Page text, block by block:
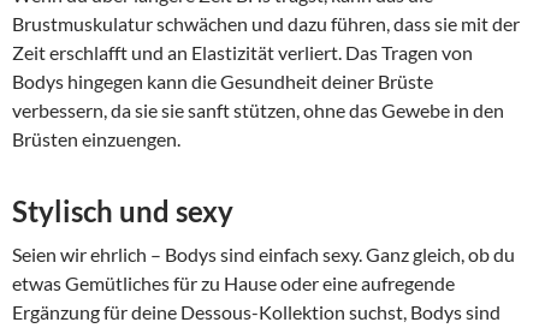
Brustmuskulatur schwächen und dazu führen, dass sie mit der
Zeit erschlafft und an Elastizität verliert. Das Tragen von
Bodys hingegen kann die Gesundheit deiner Brüste
verbessern, da sie sie sanft stützen, ohne das Gewebe in den
Brüsten einzuengen.
Stylisch und sexy
Seien wir ehrlich – Bodys sind einfach sexy. Ganz gleich, ob du
etwas Gemütliches für zu Hause oder eine aufregende
Ergänzung für deine Dessous-Kollektion suchst, Bodys sind